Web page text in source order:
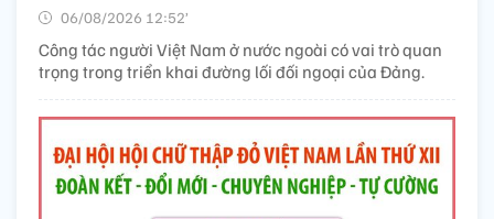
06/08/2026 12:52’
Công tác người Việt Nam ở nước ngoài có vai trò quan
trọng trong triển khai đường lối đối ngoại của Đảng.